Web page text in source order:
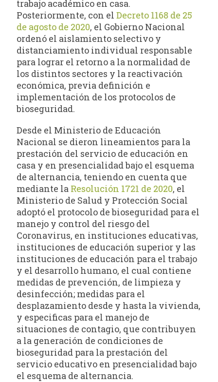
trabajo académico en casa.
Posteriormente, con elDecreto 1168 de 25
de agosto de 2020, el Gobierno Nacional
ordenó el aislamiento selectivo y
distanciamiento individual responsable
para lograr el retorno a la normalidad de
los distintos sectores y la reactivación
económica, previa definición e
implementación de los protocolos de
bioseguridad.
Desde el Ministerio de Educación
Nacional se dieron lineamientos para la
prestación del servicio de educación en
casa y en presencialidad bajo el esquema
de alternancia, teniendo en cuenta que
mediante la Resolución 1721 de 2020, el
Ministerio de Salud y Protección Social
adoptó el protocolo de bioseguridad para el
manejo y control del riesgo del
Coronavirus, en instituciones educativas,
instituciones de educación superior y las
instituciones de educación para el trabajo
y el desarrollo humano, el cual contiene
medidas de prevención, de limpieza y
desinfección; medidas para el
desplazamiento desde y hasta la vivienda,
y especificas para el manejo de
situaciones de contagio, que contribuyen
a la generación de condiciones de
bioseguridad para la prestación del
servicio educativo en presencialidad bajo
el esquema de alternancia.